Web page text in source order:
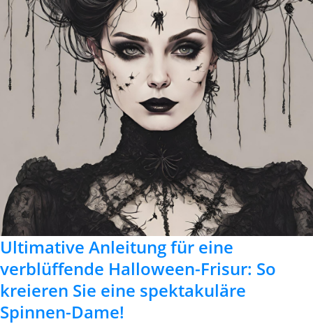
Ultimative Anleitung für eine
verblüffende Halloween-Frisur: So
kreieren Sie eine spektakuläre
Spinnen-Dame!